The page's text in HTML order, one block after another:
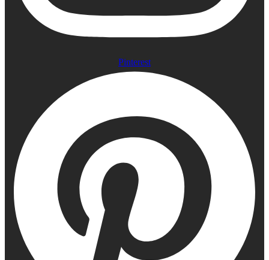
Pinterest